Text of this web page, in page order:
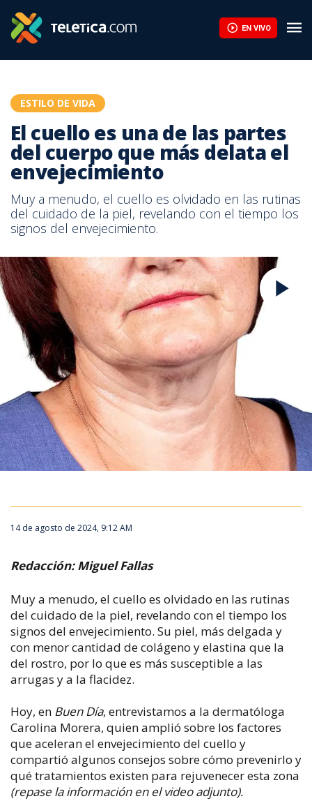
EN VIVO
ESTILO DE VIDA
El cuello es una de las partes
del cuerpo que más delata el
envejecimiento
Muy a menudo, el cuello es olvidado en las rutinas
del cuidado de la piel, revelando con el tiempo los
signos del envejecimiento.
14 de agosto de 2024, 9:12 AM
Redacción: Miguel Fallas
Muy a menudo, el cuello es olvidado en las rutinas
del cuidado de la piel, revelando con el tiempo los
signos del envejecimiento. Su piel, más delgada y
con menor cantidad de colágeno y elastina que la
del rostro, por lo que es más susceptible a las
arrugas y a la flacidez.
Hoy, en Buen Día, entrevistamos a la dermatóloga
Carolina Morera, quien amplió sobre los factores
que aceleran el envejecimiento del cuello y
compartió algunos consejos sobre cómo prevenirlo y
qué tratamientos existen para rejuvenecer esta zona
(repase la información en el video adjunto).